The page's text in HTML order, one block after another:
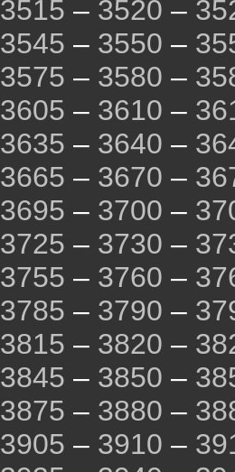
3515 – 3520 –
3545 – 3550 –
3575 – 3580 –
3605 – 3610 –
3635 – 3640 –
3665 – 3670 –
3695 – 3700 –
3725 – 3730 –
3755 – 3760 –
3785 – 3790 –
3815 – 3820 –
3845 – 3850 –
3875 – 3880 –
3905 – 3910 –